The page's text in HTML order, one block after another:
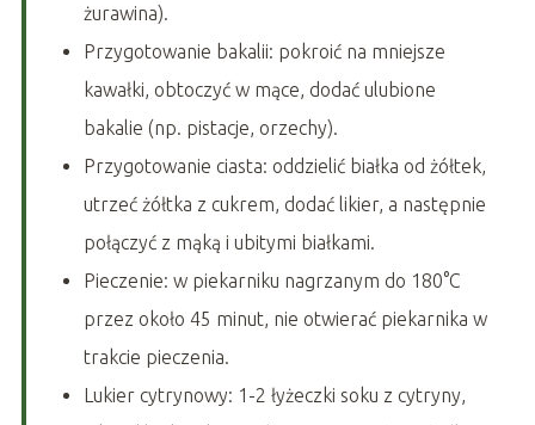
żurawina).
Przygotowanie bakalii: pokroić na mniejsze
kawałki, obtoczyć w mące, dodać ulubione
bakalie (np. pistacje, orzechy).
Przygotowanie ciasta: oddzielić białka od żółtek,
utrzeć żółtka z cukrem, dodać likier, a następnie
połączyć z mąką i ubitymi białkami.
Pieczenie: w piekarniku nagrzanym do 180°C
przez około 45 minut, nie otwierać piekarnika w
trakcie pieczenia.
Lukier cytrynowy: 1-2 łyżeczki soku z cytryny,